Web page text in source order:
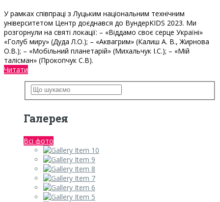
У рамках співпраці з Луцьким національним технічним
університетом Центр доєднався до ВундерKIDS 2023. Ми
розгорнули на святі локації: – «Віддамо своє серце Україні»
«Голуб миру» (Дуда Л.О.); – «Аквагрим» (Калиш А. В., Жирнова
О.В.); – «Мобільний планетарій» (Михальчук І.С.); – «Мій
талісман» (Прокопчук С.В).
Читати
Галерея
Всі фото